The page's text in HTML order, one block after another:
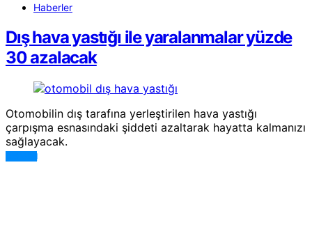
Haberler
Dış hava yastığı ile yaralanmalar yüzde
30 azalacak
Otomobilin dış tarafına yerleştirilen hava yastığı
çarpışma esnasındaki şiddeti azaltarak hayatta kalmanızı
sağlayacak.
DEVAMI